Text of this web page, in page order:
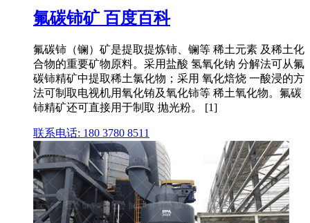
氟碳铈矿 百度百科
氟碳铈（镧）矿是提取提炼铈、镧等 稀土元素 及稀土化
合物的重要矿物原料。采用盐酸 氢氧化钠 分解法可从氟
碳铈精矿中提取稀土氯化物；采用 氧化焙烧 一酸浸的方
法可制取电视机用氧化铕及氧化铈等 稀土氧化物。氟碳
铈精矿还可直接用于制取 抛光粉。 [1]
联系电话: 180 3780 8511